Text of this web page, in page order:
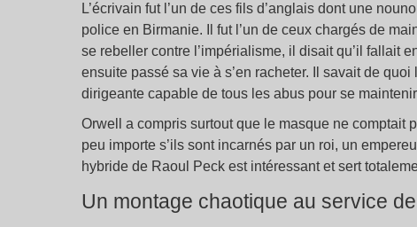
L’écrivain fut l’un de ces fils d’anglais dont une
police en Birmanie. Il fut l’un de ceux chargés de
se rebeller contre l’impérialisme, il disait qu’il fallait
ensuite passé sa vie à s’en racheter. Il savait de
dirigeante capable de tous les abus pour se
Orwell a compris surtout que le masque ne comptait
peu importe s’ils sont incarnés par un roi, un
hybride de Raoul Peck est intéressant et sert
Un montage chaotique au service